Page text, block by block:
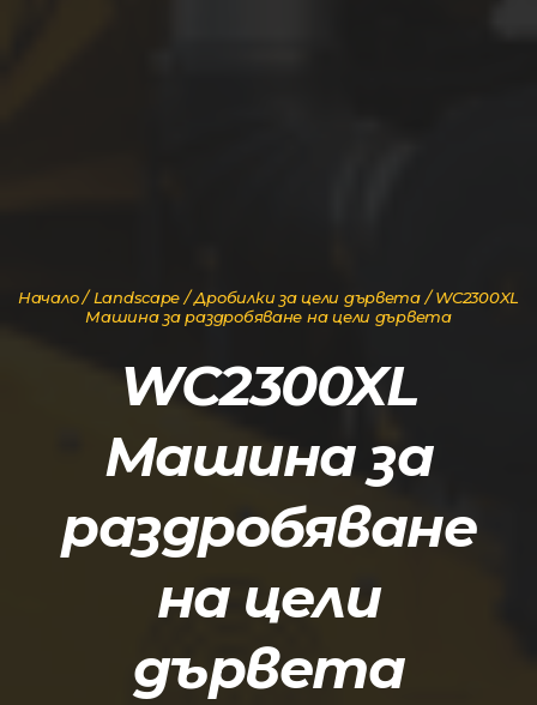
Начало/Landscape/Дробилки за цели дървета/ WC2300XL
Машина за раздробяване на цели дървета
WC2300XL
Машина за
раздробяване
на цели
дървета